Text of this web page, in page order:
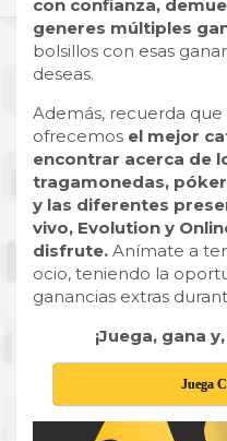
con confianza,
generes múltiples
bolsillos con esas
deseas.
Además, recuerda que
ofrecemos el mejor
encontrar acerca de
tragamonedas,
y las diferentes
vivo, Evolution y
disfrute. Anímate a
ocio, teniendo la
ganancias extras
¡Juega, gana
Juega